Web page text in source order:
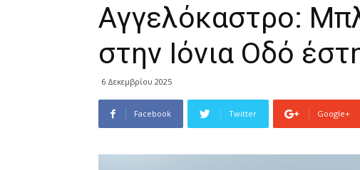
Αγγελόκαστρο:
στην Ιόνια Οδό
6 Δεκεμβρίου 2025
Facebook Twitter Google+